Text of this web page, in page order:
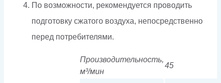
По возможности, рекомендуется проводить
подготовку сжатого воздуха, непосредственно
перед потребителями.
Производительность,
м³/мин
45